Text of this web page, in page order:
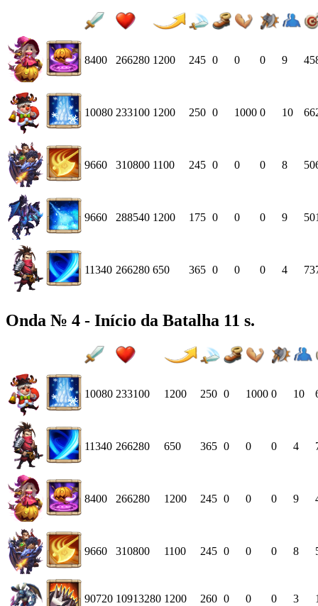
8400 266280 1200 245 0 0 0 9
10080 233100 1200 250 0 1000 0 10
9660 310800 1100 245 0 0 0 8
9660 288540 1200 175 0 0 0 9
11340 266280 650 365 0 0 0 4
Onda № 4 - Início da Batalha 11 s.
10080 233100 1200 250 0 1000 0 10
11340 266280 650 365 0 0 0 4
8400 266280 1200 245 0 0 0 9
9660 310800 1100 245 0 0 0 8
90720 10913280 1200 260 0 0 0 3